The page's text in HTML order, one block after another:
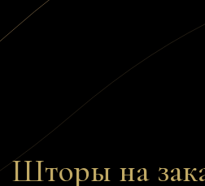
Элегантное зонирование портьерами